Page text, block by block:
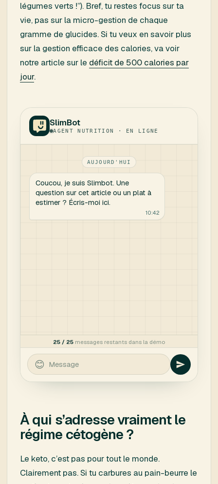
légumes verts !”). Bref, tu restes focus sur ta
vie, pas sur la micro-gestion de chaque
gramme de glucides. Si tu veux en savoir plus
sur la gestion efficace des calories, va voir
notre article sur le déficit de 500 calories par
jour.
À qui s’adresse vraiment le
régime cétogène ?
Le keto, c’est pas pour tout le monde.
Clairement pas. Si tu carbures au pain-beurre le